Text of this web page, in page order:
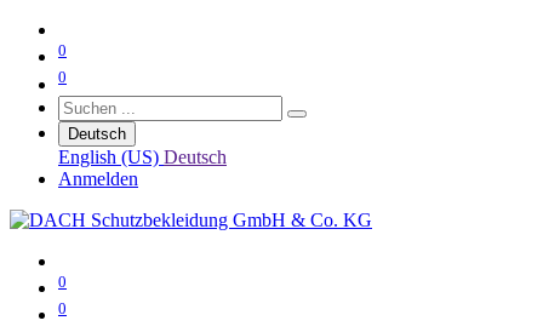
0
0
Deutsch
English (US) Deutsch
Anmelden
0
0